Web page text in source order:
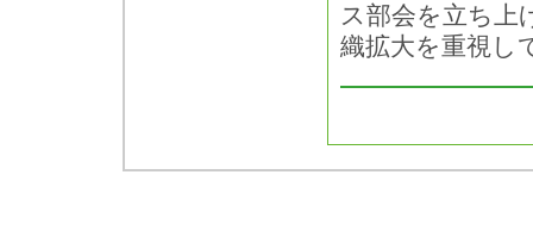
ス部会を立ち上
織拡大を重視し